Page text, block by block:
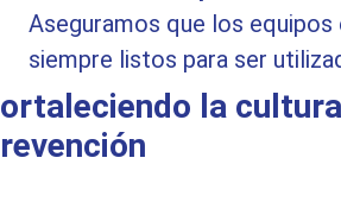
Aseguramos que los equipos
siempre listos para ser
la